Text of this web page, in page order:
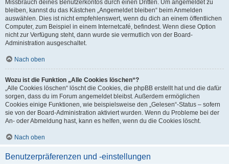
Missbrauch deines Benutzerkontos durch einen Dritten. Um angemeldet zu
bleiben, kannst du das Kästchen „Angemeldet bleiben“ beim Anmelden
auswählen. Dies ist nicht empfehlenswert, wenn du dich an einem öffentlichen
Computer, zum Beispiel in einem Internetcafé, befindest. Wenn diese Option
nicht zur Verfügung steht, dann wurde sie vermutlich von der Board-
Administration ausgeschaltet.
Nach oben
Wozu ist die Funktion „Alle Cookies löschen“?
„Alle Cookies löschen“ löscht die Cookies, die phpBB erstellt hat und die dafür
sorgen, dass du im Forum angemeldet bleibst. Außerdem ermöglichen
Cookies einige Funktionen, wie beispielsweise den „Gelesen“-Status – sofern
sie von der Board-Administration aktiviert wurden. Wenn du Probleme bei der
An- oder Abmeldung hast, kann es helfen, wenn du die Cookies löscht.
Nach oben
Benutzerpräferenzen und -einstellungen